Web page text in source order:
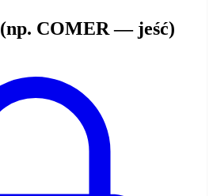
COMER — jeść)